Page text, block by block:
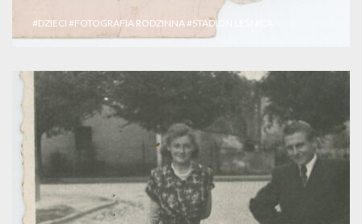
#DZIECI #FOTOGRAFIA RODZINNA#STADION LEŚNICA